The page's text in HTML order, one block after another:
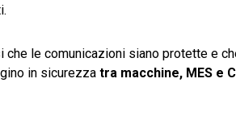
che le comunicazioni siano protette e
in sicurezza tra macchine, MES e